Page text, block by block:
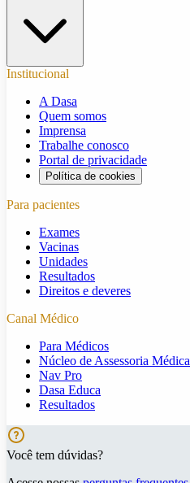
Institucional
A Dasa
Quem somos
Imprensa
Trabalhe conosco
Portal de privacidade
Política de cookies
Para pacientes
Exames
Vacinas
Unidades
Resultados
Direitos e deveres
Canal Médico
Para Médicos
Núcleo de Assessoria Médica
Nav Pro
Dasa Educa
Resultados
Você tem dúvidas?